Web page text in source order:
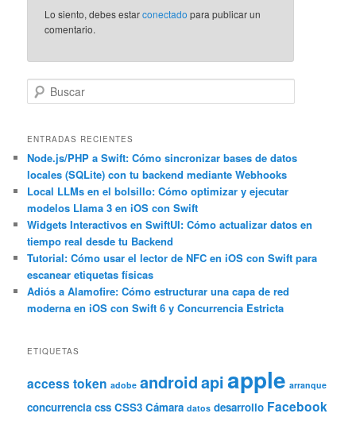
Lo siento, debes estarconectado para publicar un
comentario.
u
c
a
r
ENTRADAS RECIENTES
Node.js/PHP a Swift: Cómo sincronizar bases de datos
locales (SQLite) con tu backend mediante Webhooks
Local LLMs en el bolsillo: Cómo optimizar y ejecutar
modelos Llama 3 en iOS con Swift
Widgets Interactivos en SwiftUI: Cómo actualizar datos en
tiempo real desde tu Backend
Tutorial: Cómo usar el lector de NFC en iOS con Swift para
escanear etiquetas físicas
Adiós a Alamofire: Cómo estructurar una capa de red
moderna en iOS con Swift 6 y Concurrencia Estricta
ETIQUETAS
access token adobe androidapiapple arranque
concurrencia css CSS3 Cámara datos desarrollo Facebook